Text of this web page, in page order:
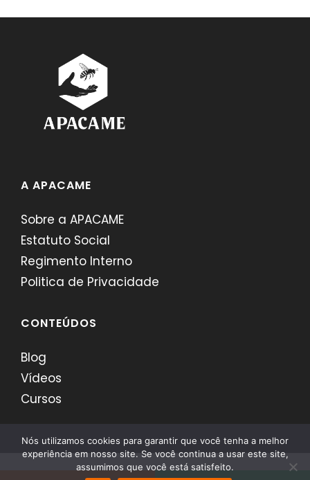
A APACAME
Sobre a APACAME
Estatuto Social
Regimento Interno
Politica de Privacidade
CONTEÚDOS
Blog
Vídeos
Cursos
Nós utilizamos cookies para garantir que você tenha a melhor
experiência em nosso site. Se você continua a usar este site,
assumimos que você está satisfeito.